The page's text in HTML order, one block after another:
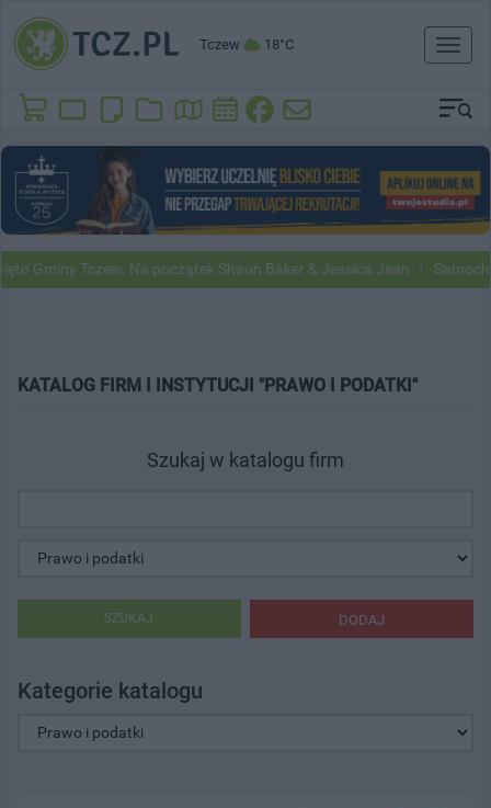
Tczew 18°C
Toggle
Tczew. Na początek Shaun Baker & Jessica Jean Samochody
KATALOG FIRM I INSTYTUCJI "PRAWO I PODATKI"
Szukaj w katalogu firm
DODAJ
SZUKAJ
Kategorie katalogu